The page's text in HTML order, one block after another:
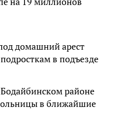
домашний арест
в подъезде
районе
в ближайшие